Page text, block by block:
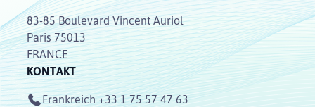
83-85 Boulevard Vincent Auriol
Paris 75013
FRANCE
KONTAKT
Frankreich +33 1 75 57 47 63